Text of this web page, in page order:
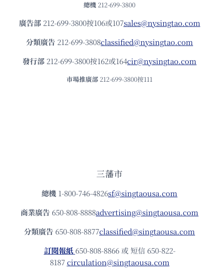
總機 212-699-3800
廣告部212-699-3800按106或107sales@nysingtao.com
分類廣告 212-699-3808classified@nysingtao.com
發⾏部 212-699-3800按162或164cir@nysingtao.com
市場推廣部 212-699-3800按111
三藩市
總機 1-800-746-4826sf@singtaousa.com
商業廣告 650-808-8888advertising@singtaousa.com
分類廣告 650-808-8877classified@singtaousa.com
訂閱報紙 650-808-8866 或 短信 650-822-
8187circulation@singtaousa.com